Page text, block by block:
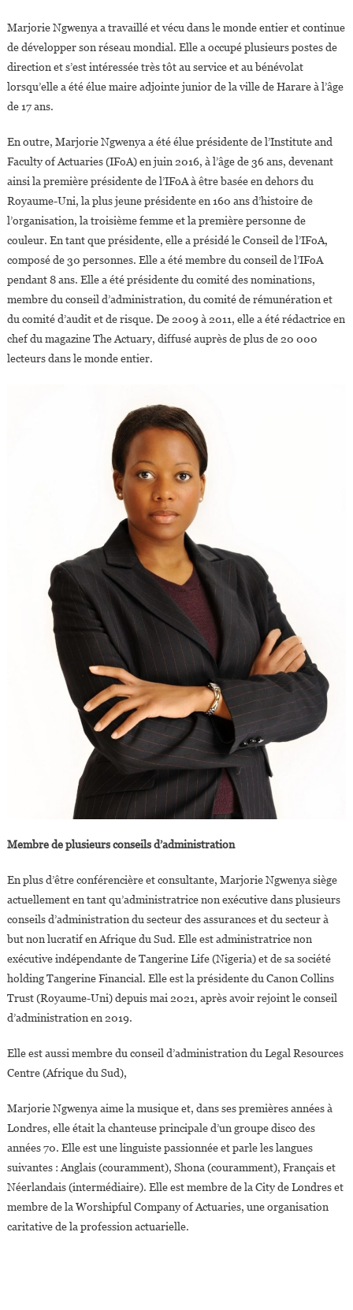
Marjorie Ngwenya a travaillé et vécu dans le monde entier et continue
de développer son réseau mondial. Elle a occupé plusieurs postes de
direction et s’est intéressée très tôt au service et au bénévolat
lorsqu’elle a été élue maire adjointe junior de la ville de Harare à l’âge
de 17 ans.
En outre, Marjorie Ngwenya a été élue présidente de l’Institute and
Faculty of Actuaries (IFoA) en juin 2016, à l’âge de 36 ans, devenant
ainsi la première présidente de l’IFoA à être basée en dehors du
Royaume-Uni, la plus jeune présidente en 160 ans d’histoire de
l’organisation, la troisième femme et la première personne de
couleur. En tant que présidente, elle a présidé le Conseil de l’IFoA,
composé de 30 personnes. Elle a été membre du conseil de l’IFoA
pendant 8 ans. Elle a été présidente du comité des nominations,
membre du conseil d’administration, du comité de rémunération et
du comité d’audit et de risque. De 2009 à 2011, elle a été rédactrice en
chef du magazine The Actuary, diffusé auprès de plus de 20 000
lecteurs dans le monde entier.
Membre de plusieurs conseils d’administration
En plus d’être conférencière et consultante, Marjorie Ngwenya siège
actuellement en tant qu’administratrice non exécutive dans plusieurs
conseils d’administration du secteur des assurances et du secteur à
but non lucratif en Afrique du Sud. Elle est administratrice non
exécutive indépendante de Tangerine Life (Nigeria) et de sa société
holding Tangerine Financial. Elle est la présidente du Canon Collins
Trust (Royaume-Uni) depuis mai 2021, après avoir rejoint le conseil
d’administration en 2019.
Elle est aussi membre du conseil d’administration du Legal Resources
Centre (Afrique du Sud),
Marjorie Ngwenya aime la musique et, dans ses premières années à
Londres, elle était la chanteuse principale d’un groupe disco des
années 70. Elle est une linguiste passionnée et parle les langues
suivantes : Anglais (couramment), Shona (couramment), Français et
Néerlandais (intermédiaire). Elle est membre de la City de Londres et
membre de la Worshipful Company of Actuaries, une organisation
caritative de la profession actuarielle.